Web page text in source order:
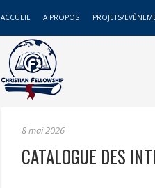
ACCUEIL A PROPOS PROJETS/
8 mai 2026
CATALOGUE DES